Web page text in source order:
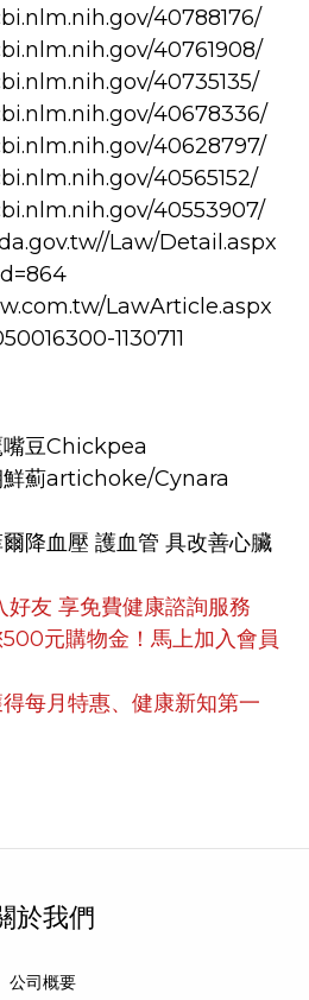
40788176/
40761908/
40735135/
40678336/
40628797/
40565152/
40553907/
Law/Detail.aspx
LawArticle.aspx
1130711
嘴豆Chickpea
鮮薊artichoke/Cynara
降血壓 護血管 具改善心臟
好友 享免費健康諮詢服務
元購物金！馬上加入會員
得每月特惠、健康新知第一
於我們
公司概要